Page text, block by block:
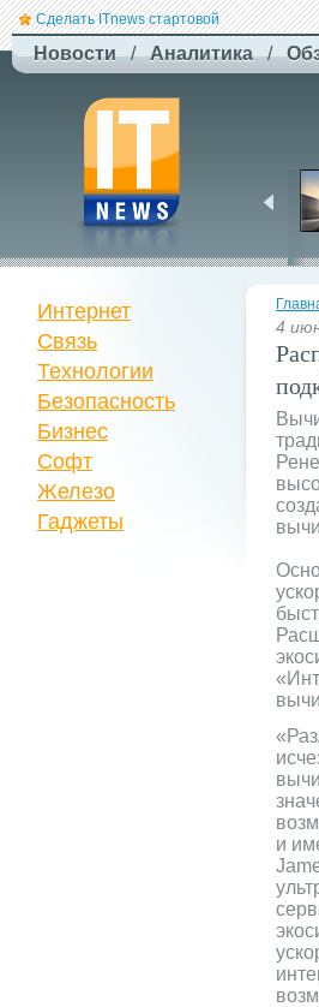
Сделать ITnews стартовой
Новости / Аналитика /
виробництво ракет для
Patriot
4
и
Интернет
Связь
Технологии
Безопасность
Бизнес
Софт
Железо
Гаджеты